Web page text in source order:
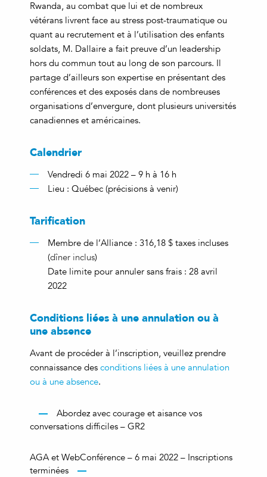
Rwanda, au combat que lui et de nombreux
vétérans livrent face au stress post-traumatique ou
quant au recrutement et à l’utilisation des enfants
soldats, M. Dallaire a fait preuve d’un leadership
hors du commun tout au long de son parcours. Il
partage d’ailleurs son expertise en présentant des
conférences et des exposés dans de nombreuses
organisations d’envergure, dont plusieurs universités
canadiennes et américaines.
Calendrier
Vendredi 6 mai 2022 – 9 h à 16 h
Lieu : Québec (précisions à venir)
Tarification
Membre de l’Alliance : 316,18 $ taxes incluses
(dîner inclus)
Date limite pour annuler sans frais : 28 avril
2022
Conditions liées à une annulation ou à
une absence
Avant de procéder à l’inscription, veuillez prendre
connaissance des conditions liées à une annulation
ou à une absence.
Abordez avec courage et aisance vos
conversations difficiles – GR2
AGA et WebConférence – 6 mai 2022 – Inscriptions
terminées